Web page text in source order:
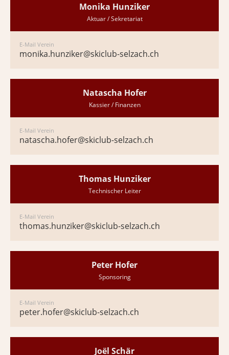
Monika Hunziker
Aktuar / Sekretariat
E-Mail Verein
monika.hunziker@skiclub-selzach.ch
Natascha Hofer
Kassier / Finanzen
E-Mail Verein
natascha.hofer@skiclub-selzach.ch
Thomas Hunziker
Technischer Leiter
E-Mail Verein
thomas.hunziker@skiclub-selzach.ch
Peter Hofer
Sponsoring
E-Mail Verein
peter.hofer@skiclub-selzach.ch
Joël Schär